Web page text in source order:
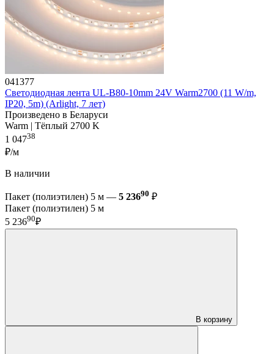
041377
Светодиодная лента UL-B80-10mm 24V Warm2700 (11 W/m,
IP20, 5m) (Arlight, 7 лет)
Произведено в Беларуси
Warm | Тёплый 2700 K
1 04738
₽/м
В наличии
Пакет (полиэтилен) 5 м — 5 23690 ₽
Пакет (полиэтилен) 5 м
5 23690₽
В корзину